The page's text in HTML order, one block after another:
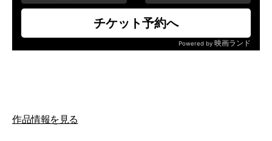
作品情報を見る